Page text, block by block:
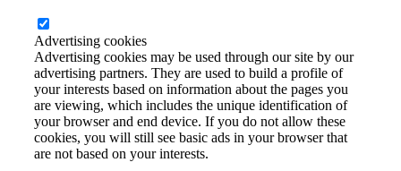
Advertising cookies
Advertising cookies may be used through our site by our
advertising partners. They are used to build a profile of
your interests based on information about the pages you
are viewing, which includes the unique identification of
your browser and end device. If you do not allow these
cookies, you will still see basic ads in your browser that
are not based on your interests.